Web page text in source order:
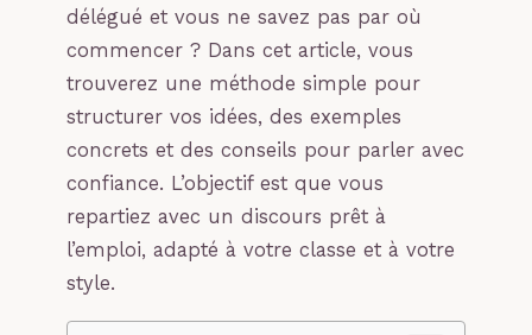
délégué et vous ne savez pas par où
commencer ? Dans cet article, vous
trouverez une méthode simple pour
structurer vos idées, des exemples
concrets et des conseils pour parler avec
confiance. L’objectif est que vous
repartiez avec un discours prêt à
l’emploi, adapté à votre classe et à votre
style.